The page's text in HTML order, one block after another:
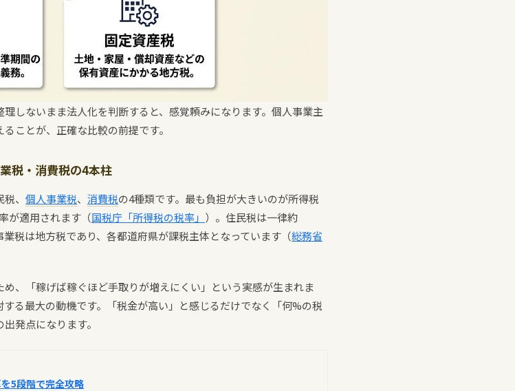
しないまま法人化を判断すると、感覚頼みになります。個人事業主
ことが、正確な比較の前提です。
税・消費税の4本柱
、 個人事業税、 消費税の4種類です。最も負担が大きいのが所得税
が適用されます（国税庁「所得税の税率」 ）。住民税は一律約
税は地方税であり、各都道府県が課税主体となっています（総務省
、「稼げば稼ぐほど手取りが増えにくい」という実感が生まれま
る最大の動機です。「税金が高い」と感じるだけでなく「何%の税
発点になります。
5段階で完全攻略